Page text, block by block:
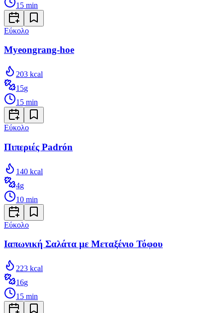
15 min
Εύκολο
Myeongrang-hoe
203 kcal
15g
15 min
Εύκολο
Πιπεριές Padrón
140 kcal
4g
10 min
Εύκολο
Ιαπωνική Σαλάτα με Μεταξένιο Τόφου
223 kcal
16g
15 min